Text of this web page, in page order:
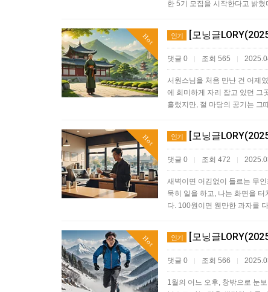
한 5기 모집을 시작한다고 밝
Hot 인기 [모닝글
댓글 0 | 조회 565 |
서원스님을 처음 만난 건 어제
에 희미하게 자리 잡고 있던 그
흘렀지만, 절 마당의 공기는 그
Hot 인기 [모닝글
댓글 0 | 조회 472 |
새벽이면 어김없이 들르는 무
묵히 일을 하고, 나는 화면을
다. 100원이면 웬만한 과자를
Hot 인기 [모닝글
댓글 0 | 조회 566 |
1월의 어느 오후, 창밖으로 눈